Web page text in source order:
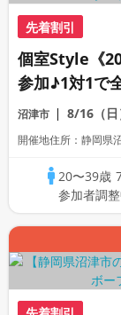
先着割引
個室Style《
参加♪1対1で
活パーティー
沼津市 8/16（日
開催地住所：静岡県
20〜39歳
参加者調